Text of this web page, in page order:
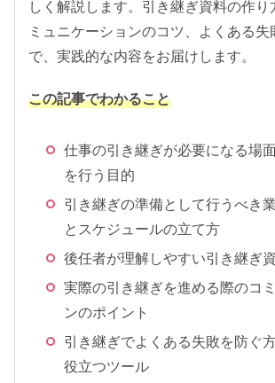
しく解説します。引き継ぎ資料の作り
ミュニケーションのコツ、よくある失
で、実践的な内容をお届けします。
この記事でわかること
仕事の引き継ぎが必要になる場
を行う目的
引き継ぎの準備として行うべき
とスケジュールの立て方
後任者が理解しやすい引き継ぎ
実際の引き継ぎを進める際のコ
ンのポイント
引き継ぎでよくある失敗を防ぐ
役立つツール